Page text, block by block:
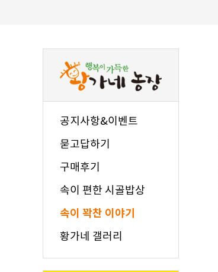
공지사항&이벤트
묻고답하기
구매후기
속이 편한 시골밥상
속이 꽉찬 이야기
황가네 갤러리